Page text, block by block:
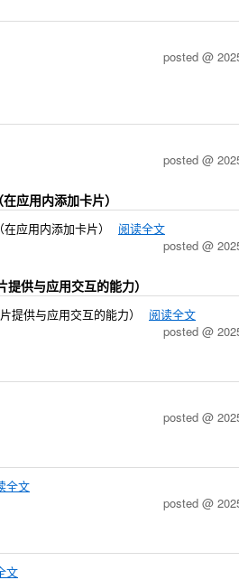
posted @
posted @
应用内添加卡片）
应用内添加卡片）
阅读全文
posted @
供与应用交互的能力）
提供与应用交互的能力）
阅读全文
posted @
posted @
全文
posted @
文